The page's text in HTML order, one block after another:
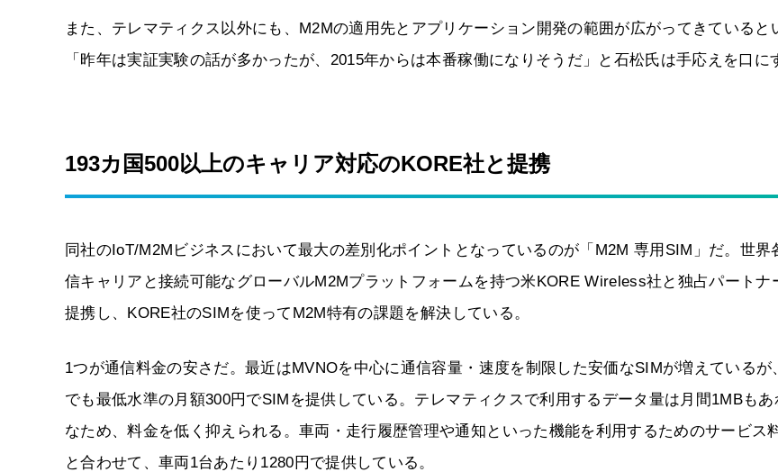
また、テレマティクス以外にも、M2Mの適用先とアプリケーション開発の範囲が広がってきていると
「昨年は実証実験の話が多かったが、2015年からは本番稼働になりそうだ」と石松氏は手応えを口に
193カ国500以上のキャリア対応のKORE社と提携
同社のIoT/M2Mビジネスにおいて最大の差別化ポイントとなっているのが「M2M 専用SIM」だ。世界
信キャリアと接続可能なグローバルM2Mプラットフォームを持つ米KORE Wireless社と独占パートナ
提携し、KORE社のSIMを使ってM2M特有の課題を解決している。
1つが通信料金の安さだ。最近はMVNOを中心に通信容量・速度を制限した安価なSIMが増えているが
でも最低水準の月額300円でSIMを提供している。テレマティクスで利用するデータ量は月間1MBもあ
なため、料金を低く抑えられる。車両・走行履歴管理や通知といった機能を利用するためのサービス
と合わせて、車両1台あたり1280円で提供している。